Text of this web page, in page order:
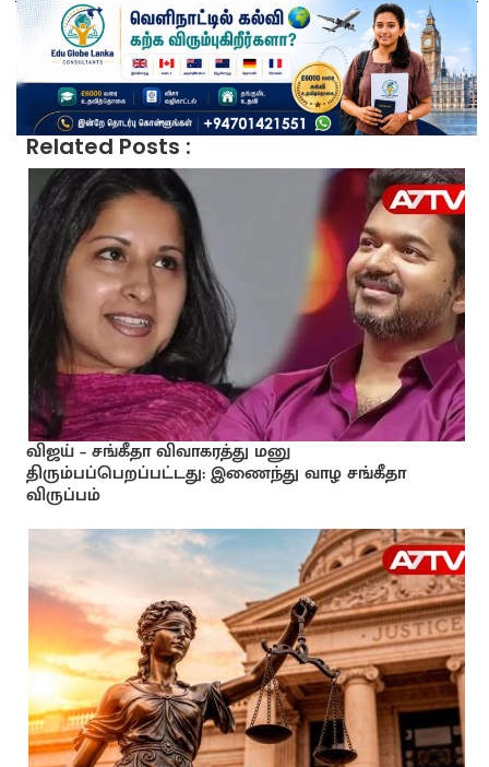
Related Posts :
விஜய் – சங்கீதா விவாகரத்து மனு
திரும்பப்பெறப்பட்டது: இணைந்து வாழ சங்கீதா
விருப்பம்